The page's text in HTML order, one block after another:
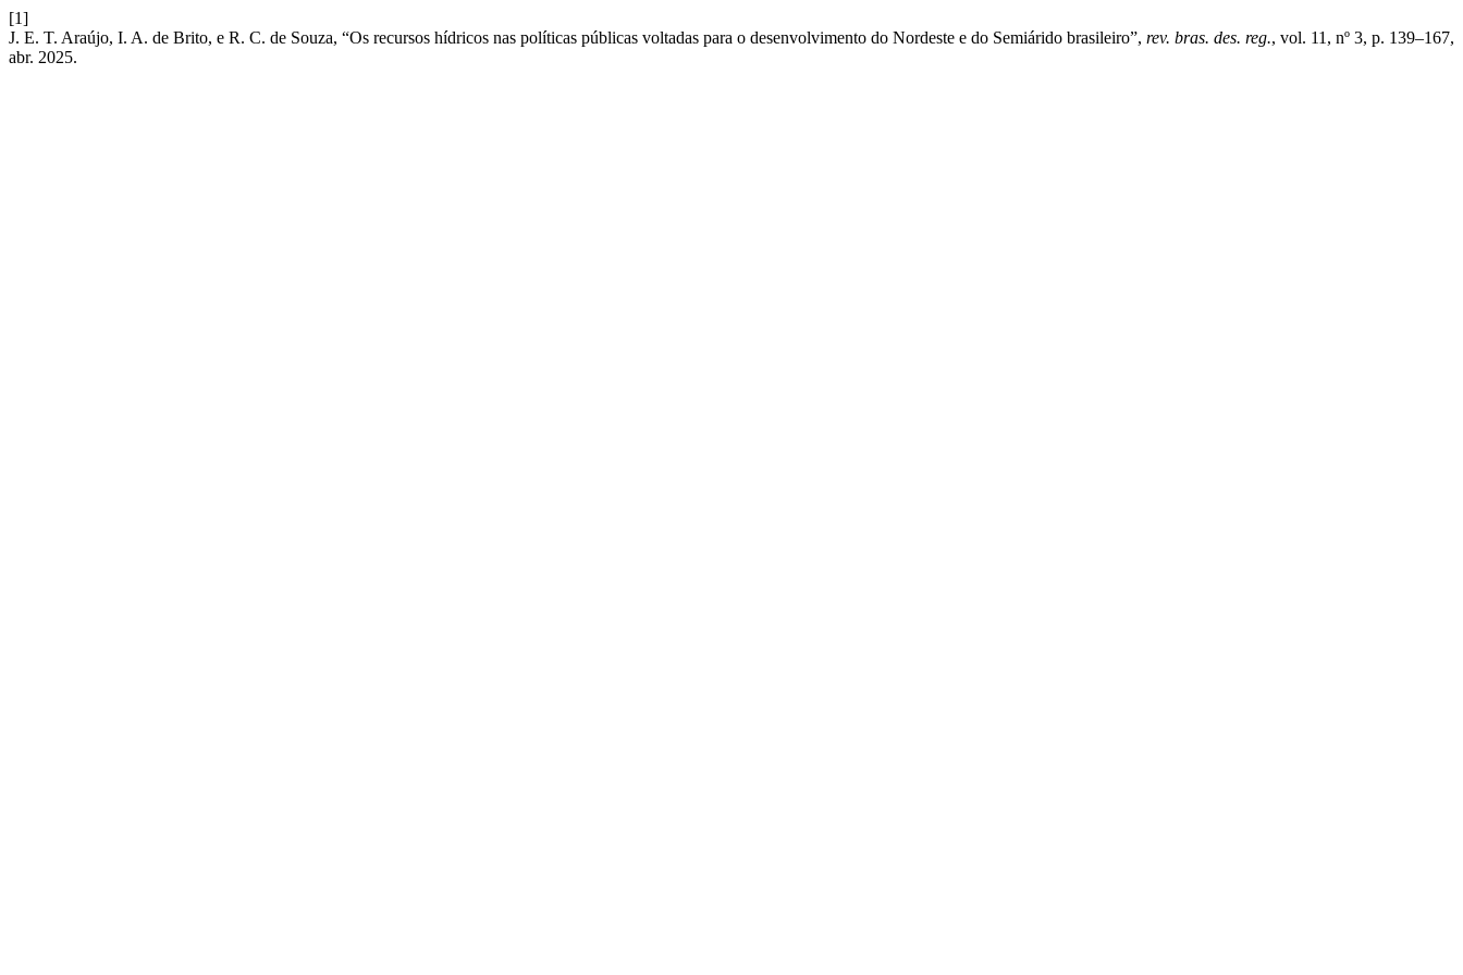
[1]
J. E. T. Araújo, I. A. de Brito, e R. C. de Souza, “Os recursos hídricos nas políticas públicas voltadas para o desenvolvimento do Nordeste e do Semiárido brasileiro”, rev. bras. des. reg., vol. 11, nº 3, p. 139–167,
abr. 2025.